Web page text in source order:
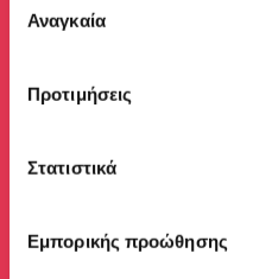
συγκατάθεσης
Αναγκαία
Προτιμήσεις
Στατιστικά
Εμπορικής προώθησης